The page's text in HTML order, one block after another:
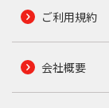
ご利用規約
会社概要